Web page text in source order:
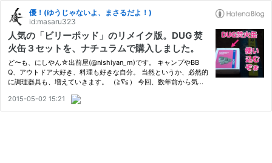
優！(ゆうじゃないよ、まさるだよ！)
id:masaru323
人気の「ビリーポッド」のリメイク版。DUG 焚
火缶３セットを、ナチュラムで購入しました。
ど〜も、にしやん☆出前屋(@nishiyan_m)です。 キャンプやBB
Q、アウトドア大好き、料理も好きな自分。 当然というか、必然的
に調理器具も、増えていきます。 （≧∇≦） 今回、数年前から気に
onでは、現在(4/29)は「入荷待ち」になっていますので、Naturum
(ナチュ…
2015-05-02 15:21